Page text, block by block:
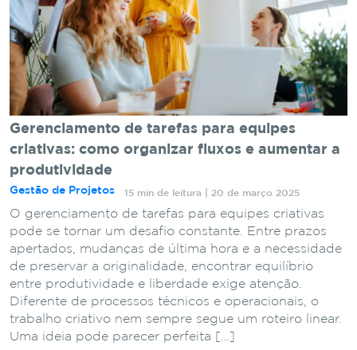
Gerenciamento de tarefas para equipes
criativas: como organizar fluxos e aumentar a
produtividade
Gestão de Projetos 15 min de leitura | 20 de março 2025
O gerenciamento de tarefas para equipes criativas
pode se tornar um desafio constante. Entre prazos
apertados, mudanças de última hora e a necessidade
de preservar a originalidade, encontrar equilíbrio
entre produtividade e liberdade exige atenção.
Diferente de processos técnicos e operacionais, o
trabalho criativo nem sempre segue um roteiro linear.
Uma ideia pode parecer perfeita […]